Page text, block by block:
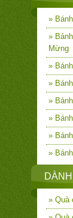
»
»
Mừng
»
»
»
»
»
»
» Quà